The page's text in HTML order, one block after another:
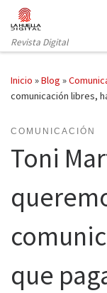
Saltar al contenido
Revista Digital
Inicio »Blog »
comunicación libres,
COMUNICACIÓN
Toni
que